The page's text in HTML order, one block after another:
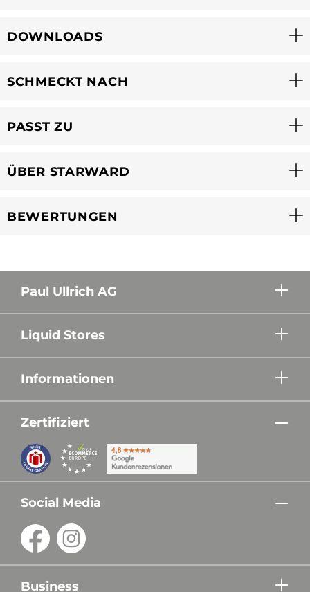
DOWNLOADS
SCHMECKT NACH
PASST ZU
ÜBER STARWARD
BEWERTUNGEN
Paul Ullrich AG
Liquid Stores
Informationen
Zertifiziert
Social Media
Business